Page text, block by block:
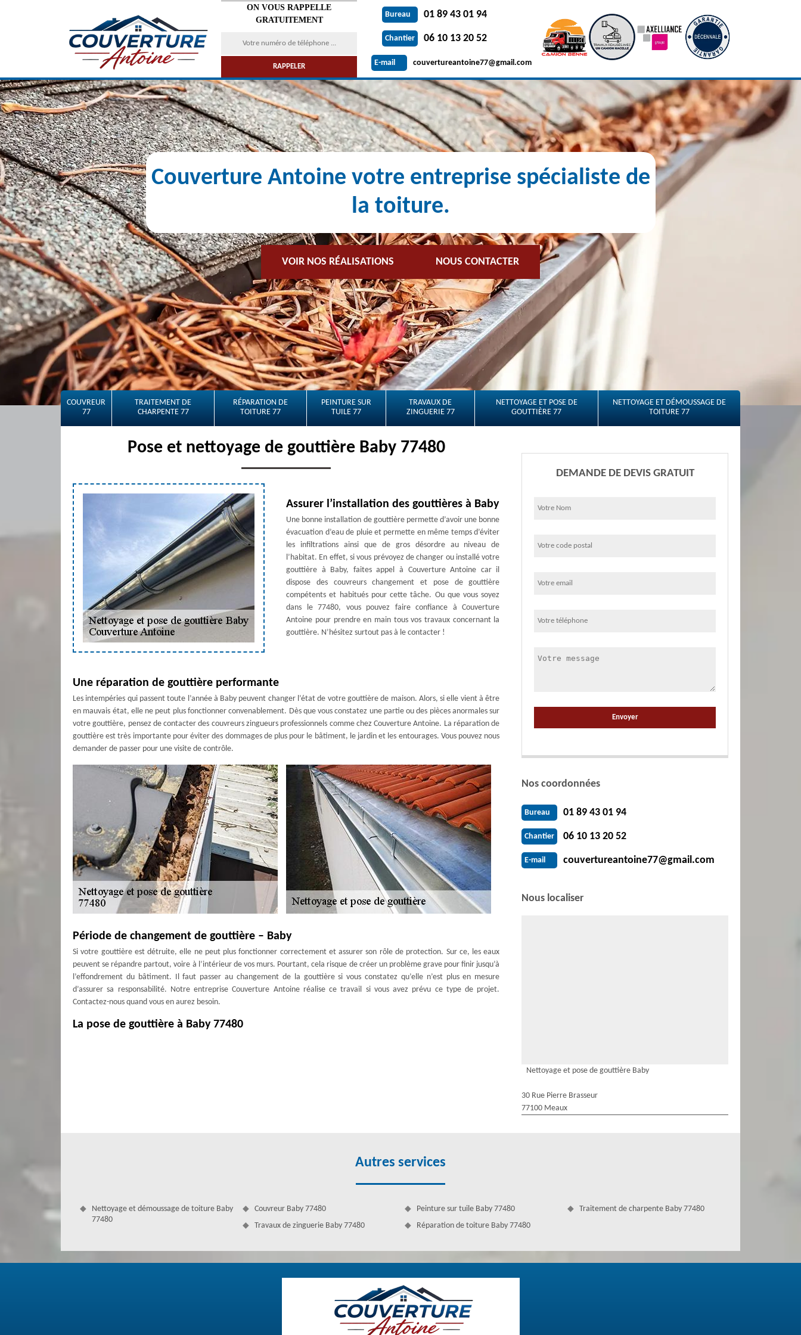
ON VOUS RAPPELLE
GRATUITEMENT
Bureau 01 89 43 01 94
Chantier 06 10 13 20 52
E-mail couvertureantoine77@gmail.com
Couverture Antoine votre entreprise spécialiste de
la toiture.
VOIR NOS RÉALISATIONS NOUS CONTACTER
COUVREUR
77
TRAITEMENT DE
CHARPENTE 77
RÉPARATION DE
TOITURE 77
PEINTURE SUR
TUILE 77
TRAVAUX DE
ZINGUERIE 77
NETTOYAGE ET POSE DE
GOUTTIÈRE 77
NETTOYAGE ET DÉMOUSSAGE DE
TOITURE 77
Pose et nettoyage de gouttière Baby 77480
Assurer l’installation des gouttières à Baby
Une bonne installation de gouttière permette d’avoir une bonne
évacuation d’eau de pluie et permette en même temps d’éviter
les infiltrations ainsi que de gros désordre au niveau de
l’habitat. En effet, si vous prévoyez de changer ou installé votre
gouttière à Baby, faites appel à Couverture Antoine car il
dispose des couvreurs changement et pose de gouttière
compétents et habitués pour cette tâche. Ou que vous soyez
dans le 77480, vous pouvez faire confiance à Couverture
Antoine pour prendre en main tous vos travaux concernant la
gouttière. N’hésitez surtout pas à le contacter !
Une réparation de gouttière performante
Les intempéries qui passent toute l’année à Baby peuvent changer l’état de votre gouttière de maison. Alors, si elle vient à être
en mauvais état, elle ne peut plus fonctionner convenablement. Dès que vous constatez une partie ou des pièces anormales sur
votre gouttière, pensez de contacter des couvreurs zingueurs professionnels comme chez Couverture Antoine. La réparation de
gouttière est très importante pour éviter des dommages de plus pour le bâtiment, le jardin et les entourages. Vous pouvez nous
demander de passer pour une visite de contrôle.
Période de changement de gouttière – Baby
Si votre gouttière est détruite, elle ne peut plus fonctionner correctement et assurer son rôle de protection. Sur ce, les eaux
peuvent se répandre partout, voire à l’intérieur de vos murs. Pourtant, cela risque de créer un problème grave pour finir jusqu’à
l’effondrement du bâtiment. Il faut passer au changement de la gouttière si vous constatez qu’elle n’est plus en mesure
d’assurer sa responsabilité. Notre entreprise Couverture Antoine réalise ce travail si vous avez prévu ce type de projet.
Contactez-nous quand vous en aurez besoin.
La pose de gouttière à Baby 77480
Baby : tarif pour tout budget dans le nettoyage de gouttière
Avez-vous besoin d’une entreprise professionnelle pour réaliser le nettoyage de votre gouttière sur 77480 ? Nous nous déplaçons
dans ses environs pour vous satisfaire. Entreprise experte dans ce domaine, nous garantissons un résultat efficace et rapide pour
faire plaisir à tous nos clients. En plus d’un service adéquat, notre tarif est toujours et à jamais très abordable. Ne tardez pas
alors de nous faire appel, notre équipe qualifiée n’attend que vous. Votre gouttière sera bien propre grâce à notre
DEMANDE DE DEVIS GRATUIT
Nos coordonnées
Bureau 01 89 43 01 94
Chantier 06 10 13 20 52
E-mail couvertureantoine77@gmail.com
Nous localiser
Nettoyage et pose de gouttière Baby
30 Rue Pierre Brasseur
77100 Meaux
Autres services
Nettoyage et démoussage de toiture Baby
77480
Couvreur Baby 77480
Travaux de zinguerie Baby 77480
Peinture sur tuile Baby 77480
Réparation de toiture Baby 77480
Traitement de charpente Baby 77480